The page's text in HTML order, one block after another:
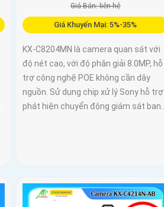
Giá Bán: liên hệ
Giá Khuyến Mại: 5%-35%
KX-C8204MN là camera quan sát với
độ nét cao, với độ phân giải 8.0MP, hỗ
trợ công nghệ POE không cần dây
nguồn. Sử dụng chip xử lý Sony hỗ trợ
phát hiện chuyển động giám sát ban...